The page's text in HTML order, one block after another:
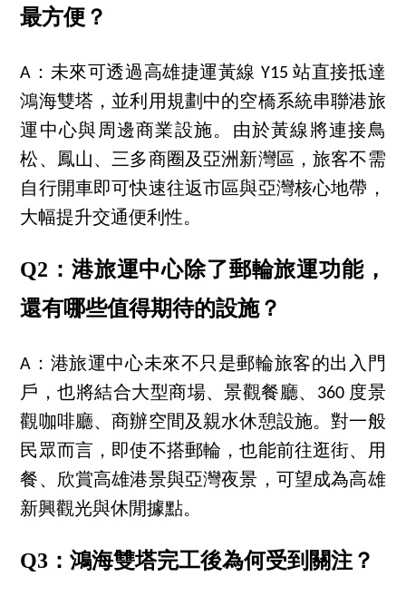
最方便？
A：未來可透過高雄捷運黃線 Y15 站直接抵達
鴻海雙塔，並利用規劃中的空橋系統串聯港旅
運中心與周邊商業設施。由於黃線將連接鳥
松、鳳山、三多商圈及亞洲新灣區，旅客不需
自行開車即可快速往返市區與亞灣核心地帶，
大幅提升交通便利性。
Q2：港旅運中心除了郵輪旅運功能，
還有哪些值得期待的設施？
A：港旅運中心未來不只是郵輪旅客的出入門
戶，也將結合大型商場、景觀餐廳、360 度景
觀咖啡廳、商辦空間及親水休憩設施。對一般
民眾而言，即使不搭郵輪，也能前往逛街、用
餐、欣賞高雄港景與亞灣夜景，可望成為高雄
新興觀光與休閒據點。
Q3：鴻海雙塔完工後為何受到關注？